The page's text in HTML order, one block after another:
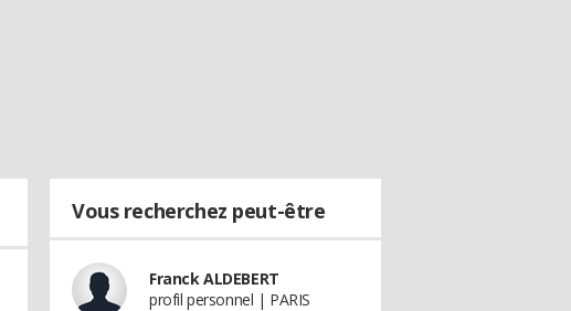
Vous recherchez peut-être
Franck ALDEBERT
profil personnel | PARIS